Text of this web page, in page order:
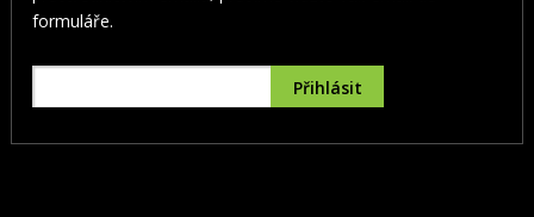
formuláře.